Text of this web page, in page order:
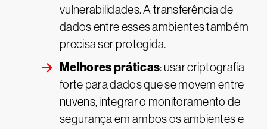
vulnerabilidades. A transferência de
dados entre esses ambientes também
precisa ser protegida.
Melhores práticas: usar criptografia
forte para dados que se movem entre
nuvens, integrar o monitoramento de
segurança em ambos os ambientes e